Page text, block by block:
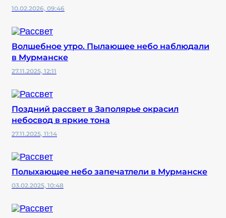
10.02.2026, 09:46
Волшебное утро. Пылающее небо наблюдали
в Мурманске
27.11.2025, 12:11
Поздний рассвет в Заполярье окрасил
небосвод в яркие тона
27.11.2025, 11:14
Полыхающее небо запечатлели в Мурманске
03.02.2025, 10:48